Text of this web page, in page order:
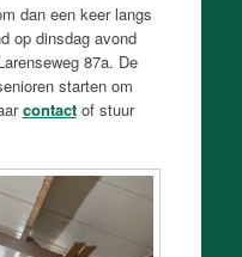
dan een keer langs
op dinsdag avond
87a. De
starten om
contactof stuur